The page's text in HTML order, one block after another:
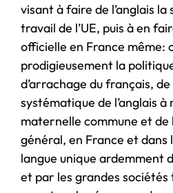
visant à faire de l’anglais la
travail de l’UE, puis à en
officielle en France même:
prodigieusement la
d’arrachage du français,
systématique de l’anglais à
maternelle commune et de
général, en France et dans
langue unique ardemment
et par les grandes